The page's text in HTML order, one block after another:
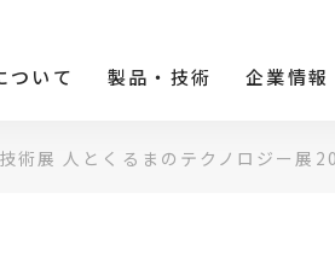
ついて 製品・技術 企業情報
技術展 人とくるまのテクノロジー展